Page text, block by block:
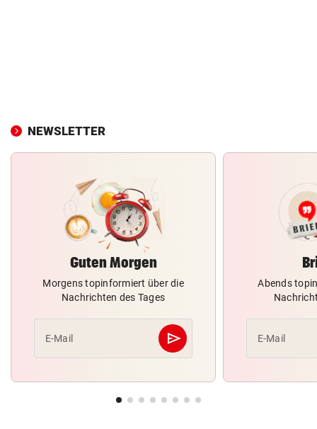
NEWSLETTER
Guten Morgen
Morgens topinformiert über die
Nachrichten des Tages
E-Mail send
Abschicken
Abends
E-Mail